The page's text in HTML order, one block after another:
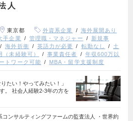
人
東京都 外資系企業
海外展開あり
手企業 管理職・マネジャー
新規事
海外折衝 英語力が必要 転勤なし
土
（未経験可） 事業責任者
年収600万以
トワーク可能 MBA・留学支援制度
たい！やってみたい！」
。 社会人経験2-3年の方を
コンサルティングファームの監査法人 ・世界約